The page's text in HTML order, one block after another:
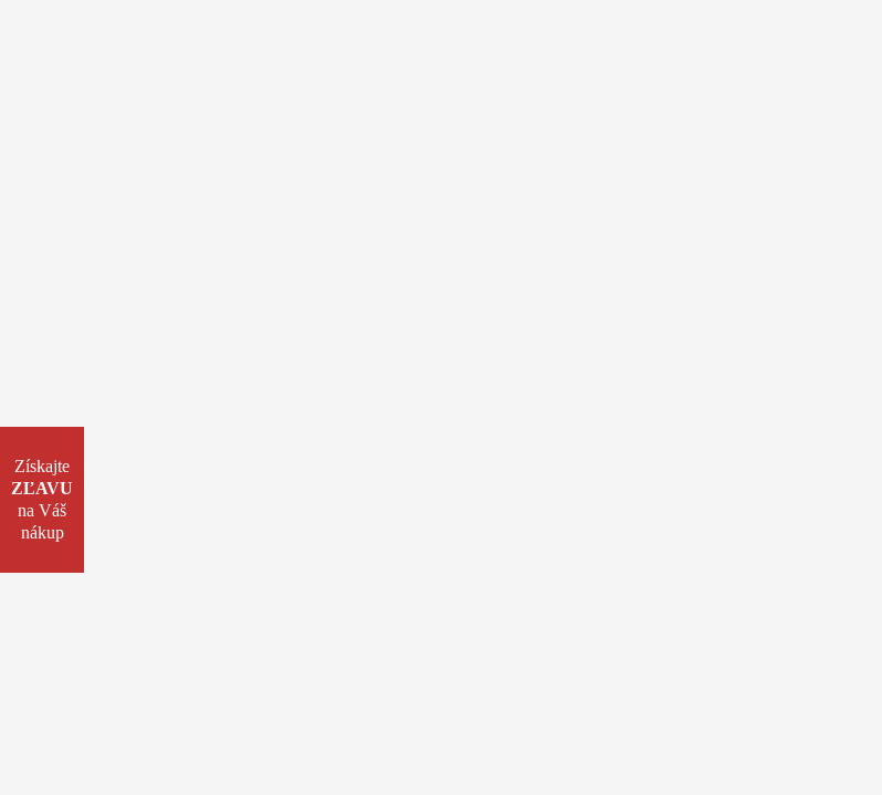
Získajte
ZĽAVU
na Váš
nákup